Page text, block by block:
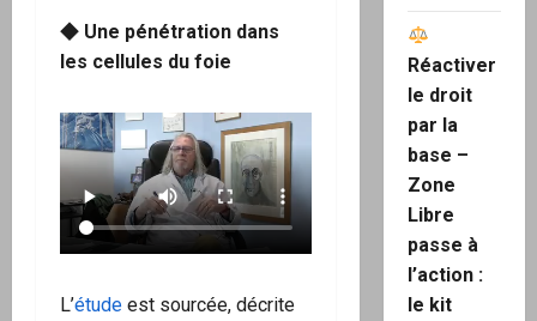
◆ Une pénétration dans
les cellules du foie
L’étude est sourcée, décrite
Réactiver
le droit
par la
base –
Zone
Libre
passe à
l’action :
le kit